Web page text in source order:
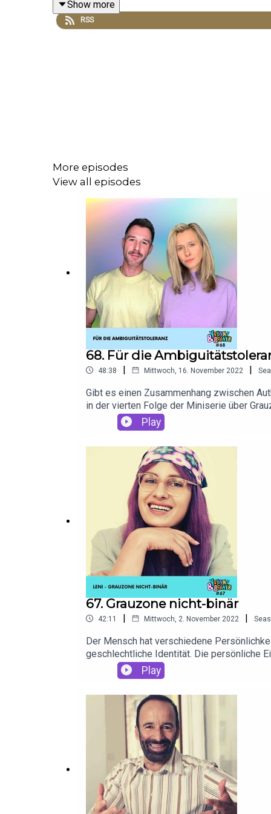
Mehr über die Acast Audio Pride Parade
Show more
RSS
More episodes
View all episodes
68. Für die
48:38 | Mittwoch, 16. November 2022 |
Gibt es einen Zusammenhang zwischen
in der vierten Folge der Miniserie über
sich genauso wie Felicia sehr für
dieser Folge Gedicht Schneehttps://
nach 30 Tagen oder mit der PayPal
vielseitiges Leben erfordert flexible
Play
67. Grauzone nicht-binär
42:11 | Mittwoch, 2. November 2022 |
Der Mensch hat verschiedene
geschlechtliche Identität. Die persönliche
binären Muster nicht zugehörig fühlt. Leni
Vorteile, des "dazwischen seins"?Jochen
Lösung! Nutzer:innen bezahlen, wie sie
Kreditwürdigkeitsprüfung. Einfach,
Play